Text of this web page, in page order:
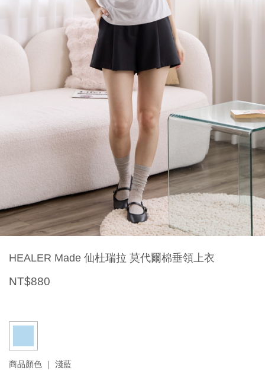
HEALER Made 仙杜瑞拉 莫代爾棉垂領上衣
NT$880
商品顏色 ｜ 淺藍